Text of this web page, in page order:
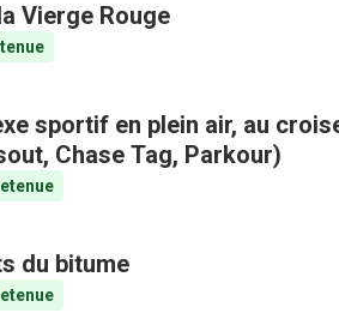
Vierge Rouge
sportif en plein air, au
Chase Tag, Parkour)
du bitume